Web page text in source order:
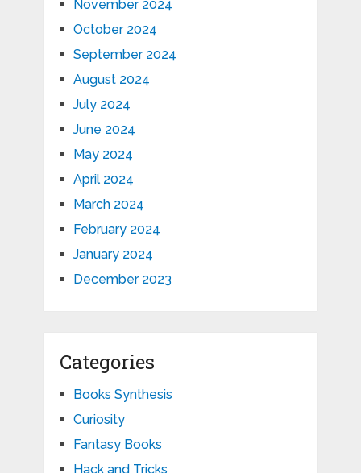
November 2024
October 2024
September 2024
August 2024
July 2024
June 2024
May 2024
April 2024
March 2024
February 2024
January 2024
December 2023
Categories
Books Synthesis
Curiosity
Fantasy Books
Hack and Tricks